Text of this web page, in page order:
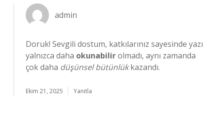
admin
Doruk! Sevgili dostum, katkılarınız sayesinde yazı
yalnızca daha okunabilirolmadı, aynı zamanda
çok daha düşünsel bütünlükkazandı.
Ekim 21, 2025 Yanıtla